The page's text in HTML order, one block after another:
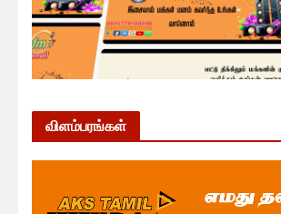
விளம்பரங்கள்